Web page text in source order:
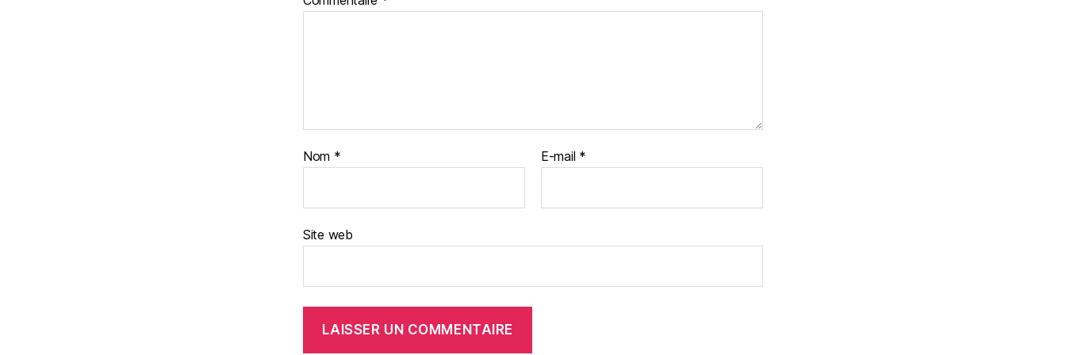
Nom * E-mail *
Site web